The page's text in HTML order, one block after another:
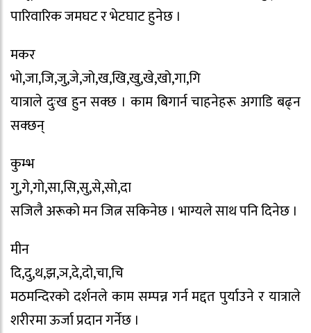
पारिवारिक जमघट र भेटघाट हुनेछ ।
मकर
भो,जा,जि,जु,जे,जो,ख,खि,खु,खे,खो,गा,गि
यात्राले दुःख हुन सक्छ । काम बिगार्न चाहनेहरू अगाडि बढ्न
सक्छन्
कुम्भ
गु,गे,गो,सा,सि,सु,से,सो,दा
सजिलै अरूको मन जित्न सकिनेछ । भाग्यले साथ पनि दिनेछ ।
मीन
दि,दु,थ,झ,ञ,दे,दो,चा,चि
मठमन्दिरको दर्शनले काम सम्पन्न गर्न मद्दत पुर्याउने र यात्राले
शरीरमा ऊर्जा प्रदान गर्नेछ ।